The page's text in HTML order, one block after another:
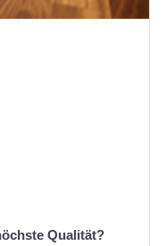
Qualität?